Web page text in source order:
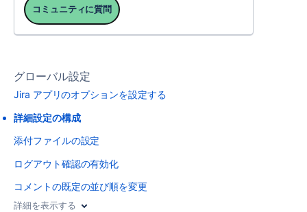
コミュニティに質問
グローバル設定
Jira アプリのオプションを設定する
詳細設定の構成
添付ファイルの設定
ログアウト確認の有効化
コメントの既定の並び順を変更
詳細を表示する